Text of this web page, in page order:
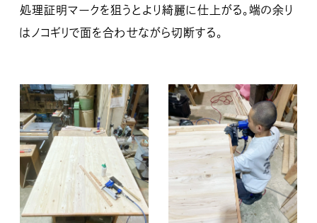
処理証明マークを狙うとより綺麗に仕上がる。端の余り
はノコギリで面を合わせながら切断する。